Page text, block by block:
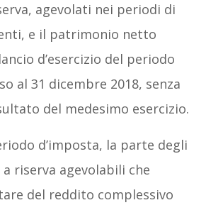
agevolati nei periodi di
e il patrimonio netto
d’esercizio del periodo
al 31 dicembre 2018, senza
del medesimo esercizio.
d’imposta, la parte degli
riserva agevolabili che
del reddito complessivo